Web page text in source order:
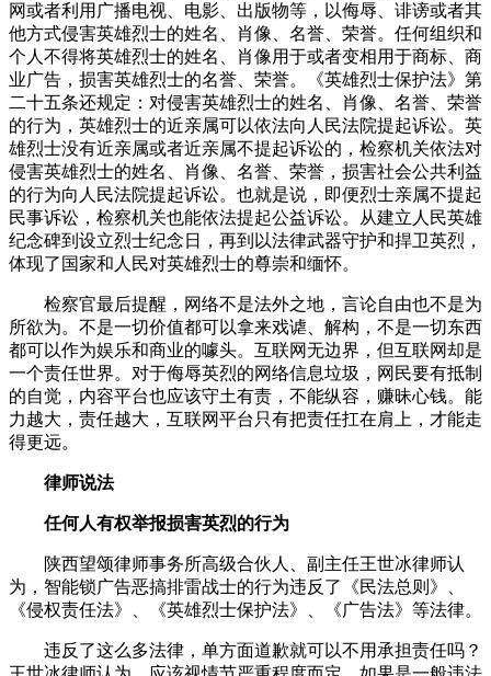
网或者利用广播电视、电影、出版物等，以侮辱、诽谤或者其
他方式侵害英雄烈士的姓名、肖像、名誉、荣誉。任何组织和
个人不得将英雄烈士的姓名、肖像用于或者变相用于商标、商
业广告，损害英雄烈士的名誉、荣誉。《英雄烈士保护法》第
二十五条还规定：对侵害英雄烈士的姓名、肖像、名誉、荣誉
的行为，英雄烈士的近亲属可以依法向人民法院提起诉讼。英
雄烈士没有近亲属或者近亲属不提起诉讼的，检察机关依法对
侵害英雄烈士的姓名、肖像、名誉、荣誉，损害社会公共利益
的行为向人民法院提起诉讼。也就是说，即便烈士亲属不提起
民事诉讼，检察机关也能依法提起公益诉讼。从建立人民英雄
纪念碑到设立烈士纪念日，再到以法律武器守护和捍卫英烈，
体现了国家和人民对英雄烈士的尊崇和缅怀。
检察官最后提醒，网络不是法外之地，言论自由也不是为
所欲为。不是一切价值都可以拿来戏谑、解构，不是一切东西
都可以作为娱乐和商业的噱头。互联网无边界，但互联网却是
一个责任世界。对于侮辱英烈的网络信息垃圾，网民要有抵制
的自觉，内容平台也应该守土有责，不能纵容，赚昧心钱。能
力越大，责任越大，互联网平台只有把责任扛在肩上，才能走
得更远。
律师说法
任何人有权举报损害英烈的行为
陕西望颂律师事务所高级合伙人、副主任王世冰律师认
为，智能锁广告恶搞排雷战士的行为违反了《民法总则》、
《侵权责任法》、《英雄烈士保护法》、《广告法》等法律。
违反了这么多法律，单方面道歉就可以不用承担责任吗？